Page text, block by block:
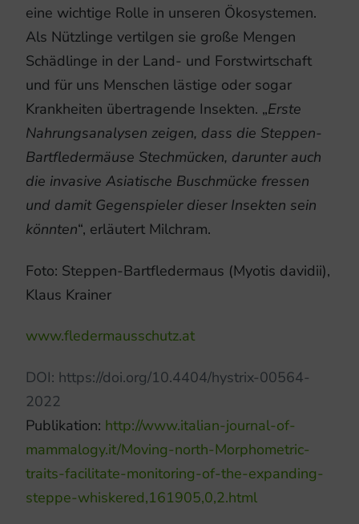
eine wichtige Rolle in unseren Ökosystemen.
Als Nützlinge vertilgen sie große Mengen
Schädlinge in der Land- und Forstwirtschaft
und für uns Menschen lästige oder sogar
Krankheiten übertragende Insekten. „Erste
Nahrungsanalysen zeigen, dass die Steppen-
Bartfledermäuse Stechmücken, darunter auch
die invasive Asiatische Buschmücke fressen
und damit Gegenspieler dieser Insekten sein
könnten“, erläutert Milchram.
Foto: Steppen-Bartfledermaus (Myotis davidii),
Klaus Krainer
www.fledermausschutz.at
DOI: https://doi.org/10.4404/hystrix-00564-
2022
Publikation: http://www.italian-journal-of-
mammalogy.it/Moving-north-Morphometric-
traits-facilitate-monitoring-of-the-expanding-
steppe-whiskered,161905,0,2.html